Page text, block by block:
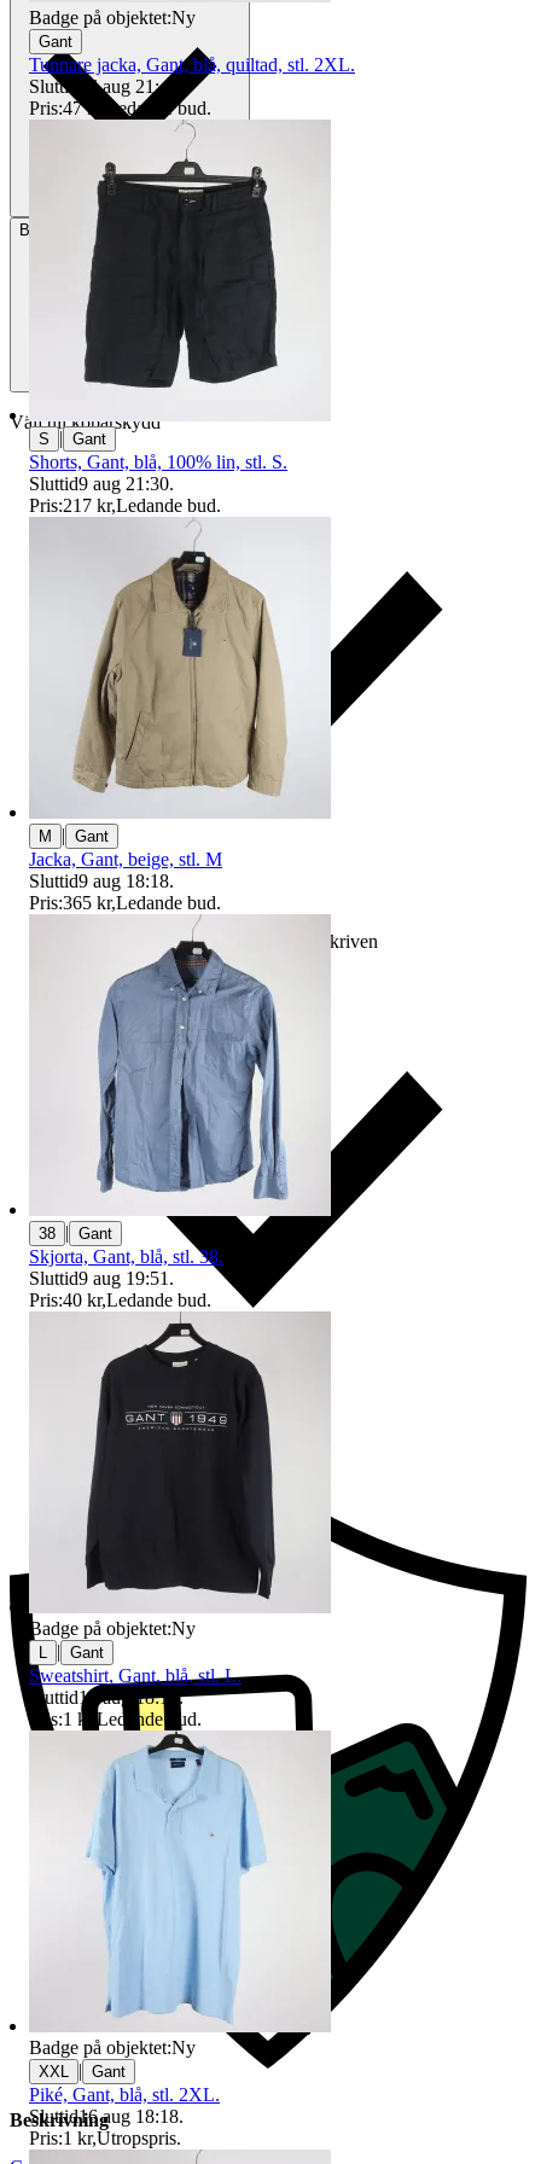
Betalning Via Tradera
Välj till köparskydd
Ersättning om varan inte är som beskriven
Ersättning om du inte får din vara
Beskrivning
Badge på objektet:Ny
Gant
Tunnare jacka, Gant, blå, quiltad, stl. 2XL.
Sluttid
16 aug 21:42
Pris:47 kr Ledande bud.
S | Gant
Shorts, Gant, blå, 100% lin, stl. S.
Sluttid9 aug 21:30.
Pris:217 kr,Ledande bud.
M | Gant
Jacka, Gant, beige, stl. M
Sluttid9 aug 18:18.
Pris:365 kr,Ledande bud.
38 | Gant
Skjorta, Gant, blå, stl. 38.
Sluttid9 aug 19:51 .
Pris:40 kr,Ledande bud.
Badge på objektet:Ny
| Gant
Sweatshirt, Gant, blå, stl. L.
Sluttid16 aug 18:19 .
Pris:1 kr Ledande bud.
Badge på objektet:Ny
XXL | Gant
Piké, Gant, blå, stl. 2XL.
Sluttid16 aug 18:18.
Pris:1 kr,Utropspris.